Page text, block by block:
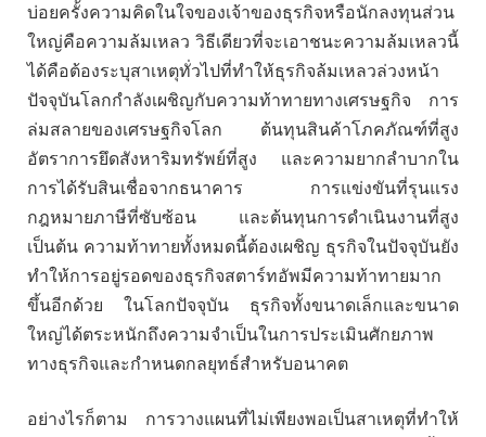
บ่อยครั้งความคิดในใจของเจ้าของธุรกิจหรือนักลงทุนส่วน
ใหญ่คือความล้มเหลว วิธีเดียวที่จะเอาชนะความล้มเหลวนี้
ได้คือต้องระบุสาเหตุทั่วไปที่ทำให้ธุรกิจล้มเหลวล่วงหน้า
ปัจจุบันโลกกำลังเผชิญกับความท้าทายทางเศรษฐกิจ การ
ล่มสลายของเศรษฐกิจโลก ต้นทุนสินค้าโภคภัณฑ์ที่สูง
อัตราการยึดสังหาริมทรัพย์ที่สูง และความยากลำบากใน
การได้รับสินเชื่อจากธนาคาร การแข่งขันที่รุนแรง
กฎหมายภาษีที่ซับซ้อน และต้นทุนการดำเนินงานที่สูง
เป็นต้น ความท้าทายทั้งหมดนี้ต้องเผชิญ ธุรกิจในปัจจุบันยัง
ทำให้การอยู่รอดของธุรกิจสตาร์ทอัพมีความท้าทายมาก
ขึ้นอีกด้วย ในโลกปัจจุบัน ธุรกิจทั้งขนาดเล็กและขนาด
ใหญ่ได้ตระหนักถึงความจำเป็นในการประเมินศักยภาพ
ทางธุรกิจและกำหนดกลยุทธ์สำหรับอนาคต
อย่างไรก็ตาม การวางแผนที่ไม่เพียงพอเป็นสาเหตุที่ทำให้